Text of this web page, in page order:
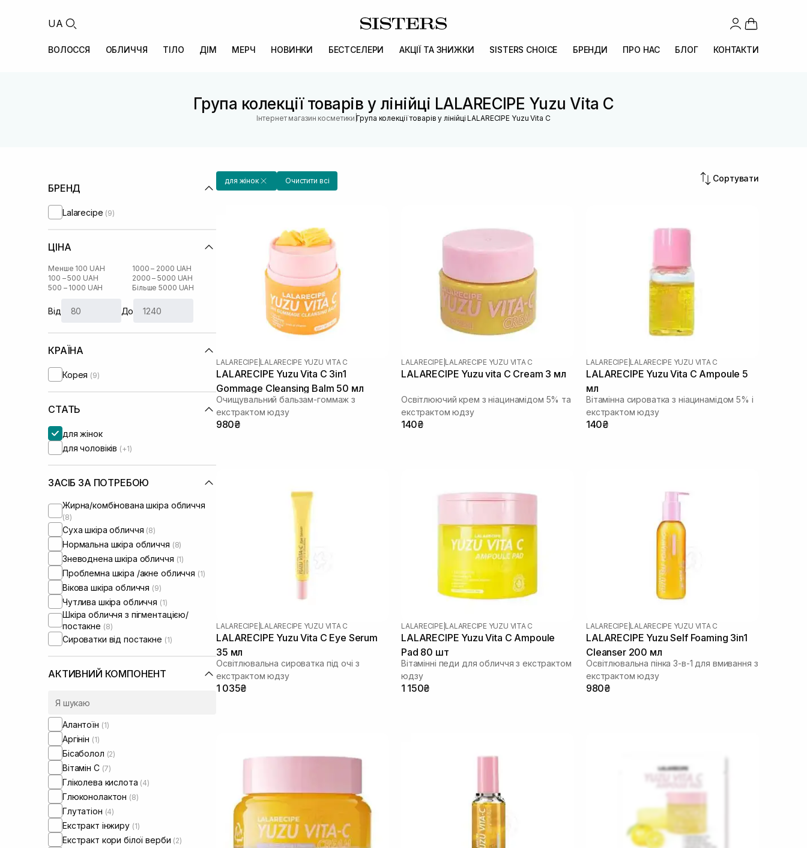
UA
ВОЛОССЯ ОБЛИЧЧЯ ТІЛО ДІМ МЕРЧ НОВИНКИ БЕСТСЕЛЕРИ АКЦІЇ ТА ЗНИЖКИ SISTERS CHOICE БРЕНДИ ПРО НАС БЛОГ КОНТАКТИ
Група колекції товарів у лінійці LALARECIPE Yuzu Vita C
Інтернет магазин косметики |Група колекції товарів у лінійці LALARECIPE Yuzu Vita C
БРЕНД
Lalarecipe (9)
ЦІНА
Менше 100 UAH
100 – 500 UAH
500 – 1000 UAH
1000 – 2000 UAH
2000 – 5000 UAH
Більше 5000 UAH
Від До
КРАЇНА
Корея (9)
СТАТЬ
для жінок
для чоловіків (+1)
ЗАСІБ ЗА ПОТРЕБОЮ
Жирна/комбінована шкіра обличчя
(8)
Суха шкіра обличчя (8)
Нормальна шкіра обличчя (8)
Зневоднена шкіра обличчя (1)
Проблемна шкіра /акне обличчя (1)
Вікова шкіра обличчя (9)
Чутлива шкіра обличчя (1)
Шкіра обличчя з пігментацією/
постакне (8)
Сироватки від постакне (1)
АКТИВНИЙ КОМПОНЕНТ
Алантоїн (1)
Аргінін (1)
Бісаболол (2)
Вітамін C (7)
Гліколева кислота (4)
Глюконолактон (8)
Глутатіон (4)
Екстракт інжиру (1)
Екстракт кори білої верби (2)
для жінок Очистити всі Сортувати
LALARECIPE LALARECIPE YUZU VITA C
LALARECIPE Yuzu Vita C 3in1
Gommage Cleansing Balm 50 мл
Очищувальний бальзам-гоммаж з
екстрактом юдзу
980₴
LALARECIPE LALARECIPE YUZU VITA C
LALARECIPE Yuzu vita C Cream 3 мл
Освітлюючий крем з ніацинамідом 5% та
екстрактом юдзу
140₴
LALARECIPE LALARECIPE YUZU VITA C
LALARECIPE Yuzu Vita C Ampoule 5
мл
Вітамінна сироватка з ніацинамідом 5% і
екстрактом юдзу
140₴
LALARECIPE LALARECIPE YUZU VITA C
LALARECIPE Yuzu Vita C Eye Serum
35 мл
Освітлювальна сироватка під очі з
екстрактом юдзу
1 035₴
LALARECIPE LALARECIPE YUZU VITA C
LALARECIPE Yuzu Vita C Ampoule
Pad 80 шт
Вітамінні педи для обличчя з екстрактом
юдзу
1 150₴
LALARECIPE LALARECIPE YUZU VITA C
LALARECIPE Yuzu Self Foaming 3in1
Cleanser 200 мл
Освітлювальна пінка 3-в-1 для вмивання з
екстрактом юдзу
980₴